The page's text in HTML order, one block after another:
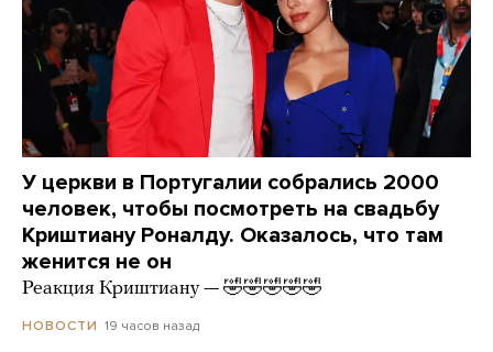
У церкви в Португалии собрались 2000
человек, чтобы посмотреть на свадьбу
Криштиану Роналду. Оказалось, что там
женится не он
Реакция Криштиану — 🤣🤣🤣🤣🤣
НОВОСТИ 19 часов назад